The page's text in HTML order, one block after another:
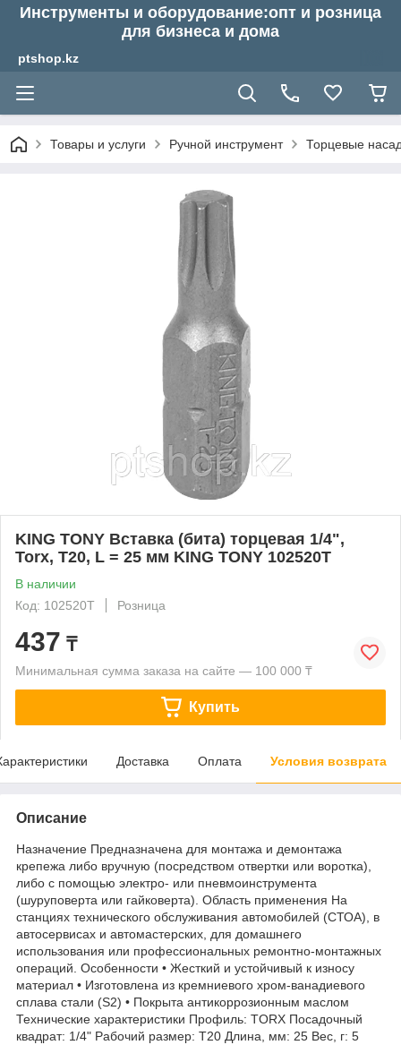
Инструменты и оборудование:опт и розница
для бизнеса и дома
ptshop.kz
Товары и услуги Ручной инструмент Торцевые
KING TONY Вставка (бита) торцевая 1/4",
Torx, T20, L = 25 мм KING TONY 102520T
В наличии
Код: 102520T
Розница
437 ₸
Минимальная сумма заказа на сайте — 100 000 ₸
Купить
Доставка Оплата Условия возврата
Описание
Назначение Предназначена для монтажа и демонтажа
крепежа либо вручную (посредством отвертки или воротка),
либо с помощью электро- или пневмоинструмента
(шуруповерта или гайковерта). Область применения На
станциях технического обслуживания автомобилей (СТОА), в
автосервисах и автомастерских, для домашнего
использования или профессиональных ремонтно-монтажных
операций. Особенности • Жесткий и устойчивый к износу
материал • Изготовлена из кремниевого хром-ванадиевого
сплава стали (S2) • Покрыта антикоррозионным маслом
Технические характеристики Профиль: TORX Посадочный
квадрат: 1/4" Рабочий размер: T20 Длина, мм: 25 Вес, г: 5